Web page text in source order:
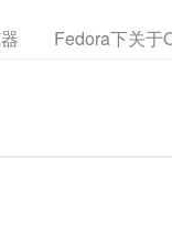
Fedora下关于